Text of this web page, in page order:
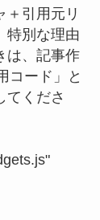
＋引用元リ
特別な理由
は、記事作
コード」と
てくださ